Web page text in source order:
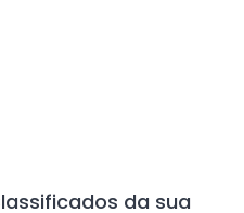
da sua